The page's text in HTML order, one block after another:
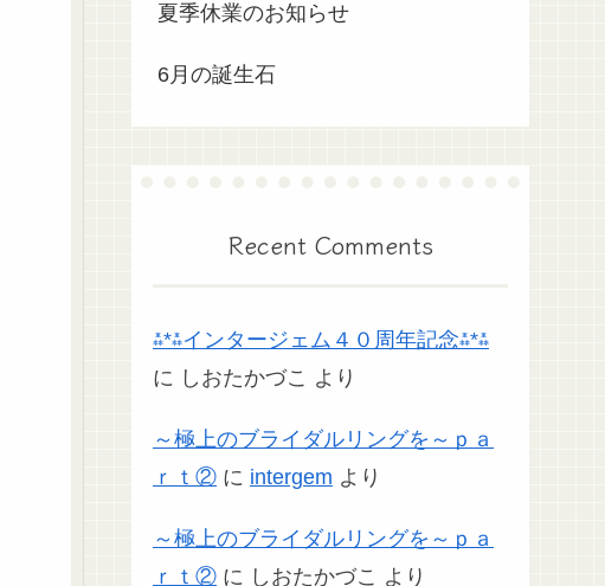
夏季休業のお知らせ
6月の誕生石
Recent Comments
⁂*⁂インタージェム４０周年記念⁂*⁂
に しおたかづこ より
～極上のブライダルリングを～ｐａ
ｒｔ② に intergem より
～極上のブライダルリングを～ｐａ
ｒｔ② に しおたかづこ より